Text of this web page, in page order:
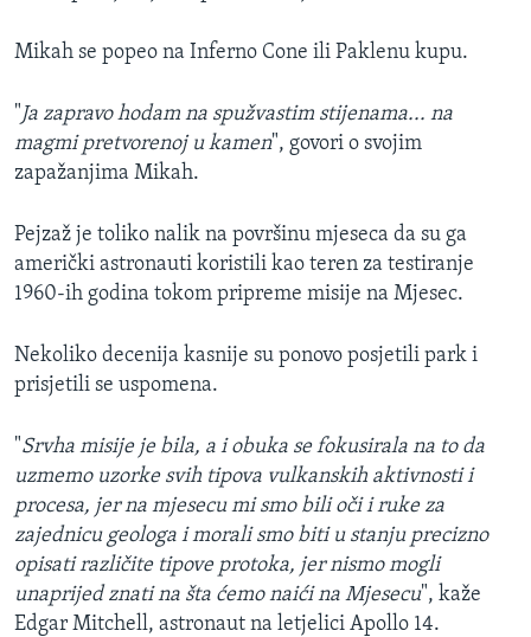
Mikah se popeo na Inferno Cone ili Paklenu kupu.
"Ja zapravo hodam na spužvastim stijenama... na
magmi pretvorenoj u kamen", govori o svojim
zapažanjima Mikah.
Pejzaž je toliko nalik na površinu mjeseca da su ga
američki astronauti koristili kao teren za testiranje
1960-ih godina tokom pripreme misije na Mjesec.
Nekoliko decenija kasnije su ponovo posjetili park i
prisjetili se uspomena.
"Srvha misije je bila, a i obuka se fokusirala na to da
uzmemo uzorke svih tipova vulkanskih aktivnosti i
procesa, jer na mjesecu mi smo bili oči i ruke za
zajednicu geologa i morali smo biti u stanju precizno
opisati različite tipove protoka, jer nismo mogli
unaprijed znati na šta ćemo naići na Mjesecu", kaže
Edgar Mitchell, astronaut na letjelici Apollo 14.